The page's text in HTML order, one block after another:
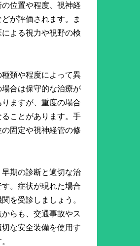
位置や程度、視神経
が評価されます。ま
よる視力や視野の検
類や程度によって異
合は保守的な治療が
ますが、重度の場合
ことがあります。手
固定や視神経管の修
期の診断と適切な治
。症状が現れた場合
を受診しましょう。
らも、交通事故やス
な安全装備を使用す